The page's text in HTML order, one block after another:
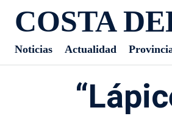
COSTA
Noticias Actualidad